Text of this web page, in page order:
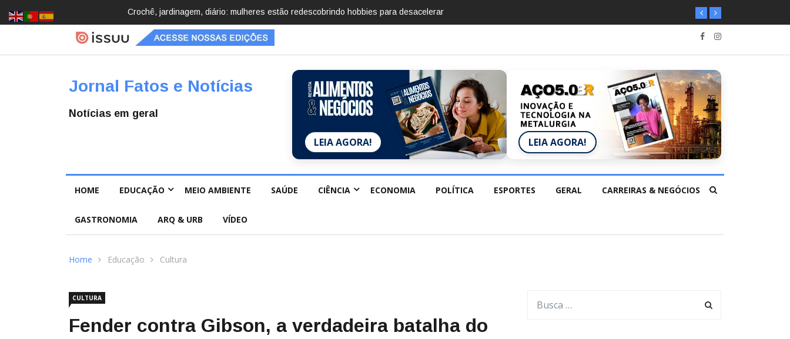
Brasil registra 84,2 mil desaparecimentos em 2025, diz Anuário de Segurança Pública
Jornal Fatos e Notícias
Notícias em geral
LEIA AGORA! LEIA AGORA!
HOME EDUCAÇÃO MEIO AMBIENTE SAÚDE CIÊNCIA ECONOMIA POLÍTICA ESPORTES GERAL CARREIRAS & NEGÓCIOS
GASTRONOMIA ARQ & URB VÍDEO
Home Educação Cultura
CULTURA
Fender contra Gibson, a verdadeira batalha do